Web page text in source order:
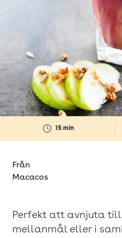
15 min
Från
Macacos
Perfekt att avnjuta till
mellanmål eller i